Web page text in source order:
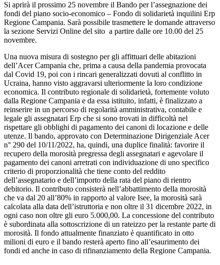
Si aprirà il prossimo 25 novembre il Bando per l’assegnazione dei
fondi del piano socio-economico – Fondo di solidarietà inquilini Erp
Regione Campania. Sarà possibile trasmettere le domande attraverso
la sezione Servizi Online del sito a partire dalle ore 10.00 del 25
novembre.
Una nuova misura di sostegno per gli affittuari delle abitazioni
dell’Acer Campania che, prima a causa della pandemia provocata
dal Covid 19, poi con i rincari generalizzati dovuti al conflitto in
Ucraina, hanno visto aggravarsi ulteriormente la loro condizione
economica. Il contributo regionale di solidarietà, fortemente voluto
dalla Regione Campania e da essa istituito, infatti, è finalizzato a
reinserire in un percorso di regolarità amministrativa, contabile e
legale gli assegnatari Erp che si sono trovati in difficoltà nel
rispettare gli obblighi di pagamento dei canoni di locazione e delle
utenze. Il bando, approvato con Determinazione Dirigenziale Acer
n° 290 del 10/11/2022, ha, quindi, una duplice finalità: favorire il
recupero della morosità pregressa degli assegnatari e agevolare il
pagamento dei canoni arretrati con individuazione di uno specifico
criterio di proporzionalità che tiene conto del reddito
dell’assegnatario e dell’importo della rata del piano di rientro
debitorio. Il contributo consisterà nell’abbattimento della morosità
che va dal 20 all’80% in rapporto al valore Isee, la morosità sarà
calcolata alla data dell’istruttoria e non oltre il 31 dicembre 2022, in
ogni caso non oltre gli euro 5.000,00. La concessione del contributo
è subordinata alla sottoscrizione di un rateizzo per la restante parte di
morosità. Il fondo attualmente finanziato è quantificato in otto
milioni di euro e il bando resterà aperto fino all’esaurimento dei
fondi ed anche in caso di rifinanziamento della Regione Campania.